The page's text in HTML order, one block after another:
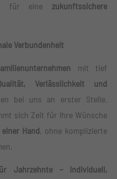
für eine zukunftssichere
Verbundenheit
mit tief
Verlässlichkeit und
bei uns an erster Stelle.
sich Zeit für Ihre Wünsche
Hand, ohne komplizierte
Jahrzehnte – individuell,